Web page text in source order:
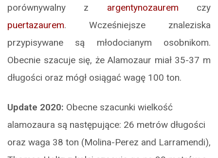
porównywalny z argentynozaurem czy
puertazaurem. Wcześniejsze znaleziska
przypisywane są młodocianym osobnikom.
Obecnie szacuje się, że Alamozaur miał 35-37 m
długości oraz mógł osiągać wagę 100 ton.
Update 2020: Obecne szacunki wielkość
alamozaura są następujące: 26 metrów długości
oraz waga 38 ton (Molina-Perez and Larramendi),